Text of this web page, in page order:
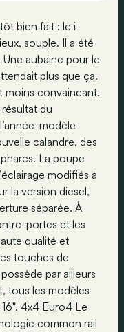
bien fait : le i-
souple. Il a été
aubaine pour le
plus que ça.
moins convaincant.
du
modèle
calandre, des
La poupe
modifiés à
la version diesel,
séparée. À
portes et les
qualité et
touches de
par ailleurs
tous les modèles
4x4 Euro4 Le
common rail